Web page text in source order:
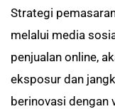
Strategi
melalui media
penjualan online,
eksposur dan
berinovasi dengan